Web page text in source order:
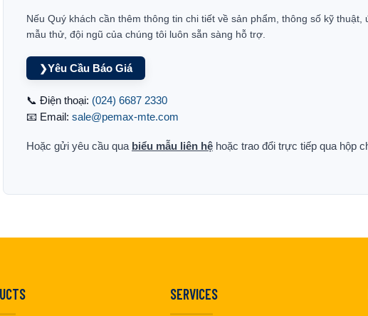
Nếu Quý khách cần thêm thông tin chi tiết về sản phẩm, thông số kỹ
mẫu thử, đội ngũ của chúng tôi luôn sẵn sàng hỗ trợ.
❯Yêu Cầu Báo Giá
📞 Điện thoại: (024) 6687 2330
📧 Email: sale@pemax-mte.com
Hoặc gửi yêu cầu qua biểu mẫu liên hệ hoặc trao đổi trực tiếp qua hộp
SERVICES